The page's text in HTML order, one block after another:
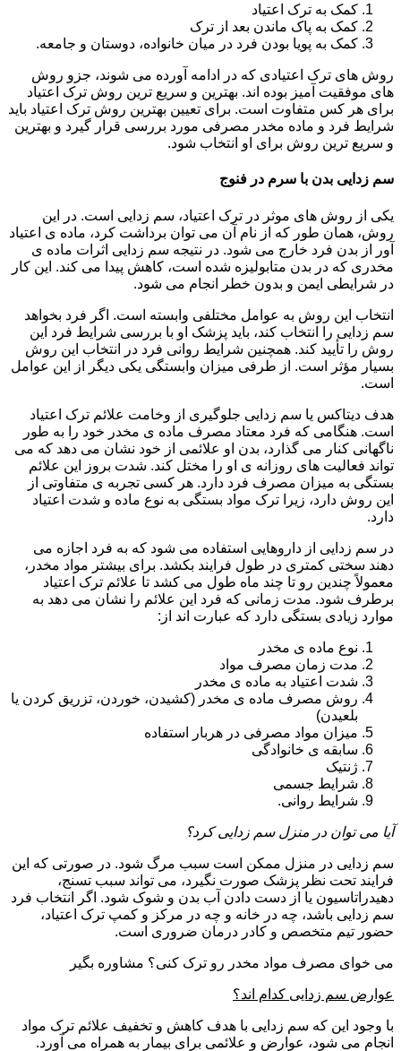
کمک به ترک اعتیاد
کمک به پاک ماندن بعد از ترک
کمک به پویا بودن فرد در میان خانواده، دوستان و جامعه.
روش های ترک اعتیادی که در ادامه آورده می شوند، جزو روش
های موفقیت آمیز بوده اند. بهترین و سریع ترین روش ترک اعتیاد
برای هر کس متفاوت است. برای تعیین بهترین روش ترک اعتیاد باید
شرایط فرد و ماده مخدر مصرفی مورد بررسی قرار گیرد و بهترین
و سریع ترین روش برای او انتخاب شود.
سم زدایی بدن با سرم در فنوج
یکی از روش های موثر در ترک اعتیاد، سم زدایی است. در این
روش، همان طور که از نام آن می توان برداشت کرد، ماده ی اعتیاد
آور از بدن فرد خارج می شود. در نتیجه سم زدایی اثرات ماده ی
مخدری که در بدن متابولیزه شده است، کاهش پیدا می کند. این کار
در شرایطی ایمن و بدون خطر انجام می شود.
انتخاب این روش به عوامل مختلفی وابسته است. اگر فرد بخواهد
سم زدایی را انتخاب کند، باید پزشک او با بررسی شرایط فرد این
روش را تأیید کند. همچنین شرایط روانی فرد در انتخاب این روش
بسیار مؤثر است. از طرفی میزان وابستگی یکی دیگر از این عوامل
است.
هدف دیتاکس یا سم زدایی جلوگیری از وخامت علائم ترک اعتیاد
است. هنگامی که فرد معتاد مصرف ماده ی مخدر خود را به طور
ناگهانی کنار می گذارد، بدن او علائمی از خود نشان می دهد که می
تواند فعالیت های روزانه ی او را مختل کند. شدت بروز این علائم
بستگی به میزان مصرف فرد دارد. هر کسی تجربه ی متفاوتی از
این روش دارد، زیرا ترک مواد بستگی به نوع ماده و شدت اعتیاد
دارد.
در سم زدایی از داروهایی استفاده می شود که به فرد اجازه می
دهند سختی کمتری در طول فرایند بکشد. برای بیشتر مواد مخدر،
معمولاً چندین رو تا چند ماه طول می کشد تا علائم ترک اعتیاد
برطرف شود. مدت زمانی که فرد این علائم را نشان می دهد به
موارد زیادی بستگی دارد که عبارت اند از:
نوع ماده ی مخدر
مدت زمان مصرف مواد
شدت اعتیاد به ماده ی مخدر
روش مصرف ماده ی مخدر (کشیدن، خوردن، تزریق کردن یا
بلعیدن)
میزان مواد مصرفی در هربار استفاده
سابقه ی خانوادگی
ژنتیک
شرایط جسمی
شرایط روانی.
آیا می توان در منزل سم زدایی کرد؟
سم زدایی در منزل ممکن است سبب مرگ شود. در صورتی که این
فرایند تحت نظر پزشک صورت نگیرد، می تواند سبب تسنج،
دهیدراتاسیون یا از دست دادن آب بدن و شوک شود. اگر انتخاب فرد
سم زدایی باشد، چه در خانه و چه در مرکز و کمپ ترک اعتیاد،
حضور تیم متخصص و کادر درمان ضروری است.
می خوای مصرف مواد مخدر رو ترک کنی؟ مشاوره بگیر
عوارض سم زدایی کدام اند؟
با وجود این که سم زدایی با هدف کاهش و تخفیف علائم ترک مواد
انجام می شود، عوارض و علائمی برای بیمار به همراه می آورد.